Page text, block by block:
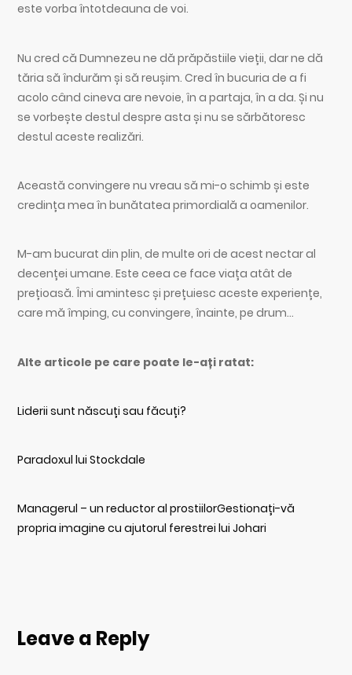
este vorba întotdeauna de voi.
Nu cred că Dumnezeu ne dă prăpăstiile vieții, dar ne dă
tăria să îndurăm și să reușim. Cred în bucuria de a fi
acolo când cineva are nevoie, în a partaja, în a da. Și nu
se vorbește destul despre asta și nu se sărbătoresc
destul aceste realizări.
Această convingere nu vreau să mi-o schimb și este
credința mea în bunătatea primordială a oamenilor.
M-am bucurat din plin, de multe ori de acest nectar al
decenței umane. Este ceea ce face viața atât de
prețioasă. Îmi amintesc și prețuiesc aceste experiențe,
care mă împing, cu convingere, înainte, pe drum…
Alte articole pe care poate le-ați ratat:
Liderii sunt născuți sau făcuți?
Paradoxul lui Stockdale
Managerul – un reductor al prostiilorGestionați-vă
propria imagine cu ajutorul ferestrei lui Johari
Leave a Reply